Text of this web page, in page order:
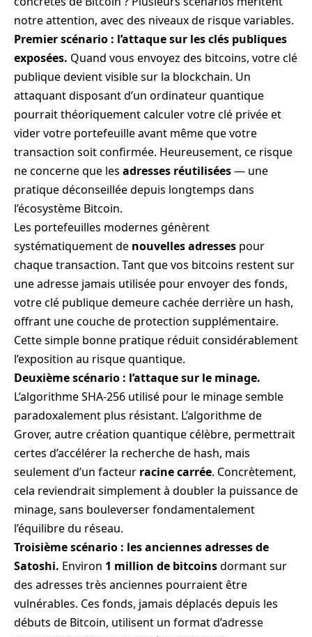
notre attention, avec des niveaux de risque variables.
Premier scénario : l’attaque sur les clés publiques
exposées. Quand vous envoyez des bitcoins, votre clé
publique devient visible sur la blockchain. Un
attaquant disposant d’un ordinateur quantique
pourrait théoriquement calculer votre clé privée et
vider votre portefeuille avant même que votre
transaction soit confirmée. Heureusement, ce risque
ne concerne que les adresses réutilisées— une
pratique déconseillée depuis longtemps dans
l’écosystème Bitcoin.
Les portefeuilles modernes génèrent
systématiquement de nouvelles adresses pour
chaque transaction. Tant que vos bitcoins restent sur
une adresse jamais utilisée pour envoyer des fonds,
votre clé publique demeure cachée derrière un hash,
offrant une couche de protection supplémentaire.
Cette simple bonne pratique réduit considérablement
l’exposition au risque quantique.
Deuxième scénario : l’attaque sur le minage.
L’algorithme SHA-256 utilisé pour le minage semble
paradoxalement plus résistant. L’algorithme de
Grover, autre création quantique célèbre, permettrait
certes d’accélérer la recherche de hash, mais
seulement d’un facteur racine carrée. Concrètement,
cela reviendrait simplement à doubler la puissance de
minage, sans bouleverser fondamentalement
l’équilibre du réseau.
Troisième scénario : les anciennes adresses de
Satoshi. Environ 1 million de bitcoinsdormant sur
des adresses très anciennes pourraient être
vulnérables. Ces fonds, jamais déplacés depuis les
débuts de Bitcoin, utilisent un format d’adresse